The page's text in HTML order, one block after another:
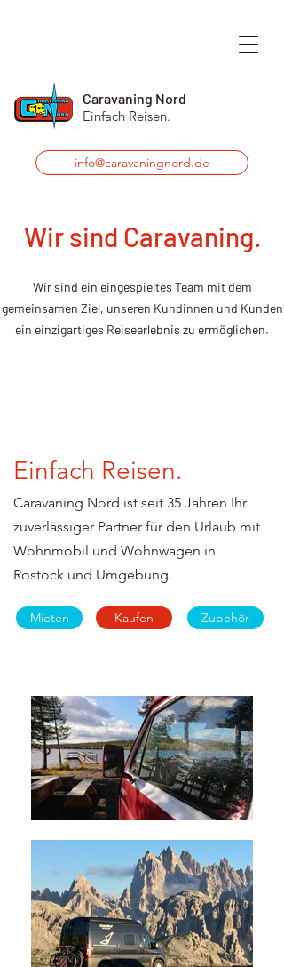
Caravaning Nord
Einfach Reisen.
info@caravaningnord.de
Wir sind Caravaning.
Wir sind ein eingespieltes Team mit dem
gemeinsamen Ziel, unseren Kundinnen und Kunden
ein einzigartiges Reiseerlebnis zu ermöglichen.
Einfach Reisen.
Caravaning Nord ist seit 35 Jahren Ihr
zuverlässiger Partner für den Urlaub mit
Wohnmobil und Wohnwagen in
Rostock und Umgebung.
Mieten Kaufen Zubehör